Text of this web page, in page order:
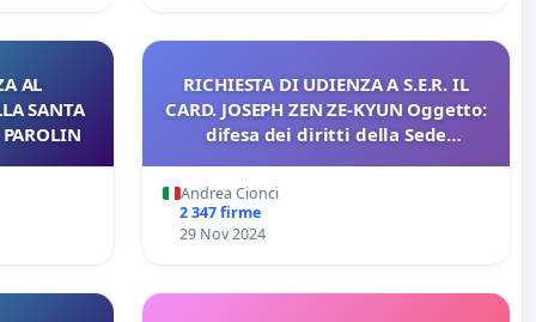
AL
SANTA
PAROLIN
RICHIESTA DI UDIENZA A S.E.R. IL
CARD. JOSEPH ZEN ZE-KYUN Oggetto:
difesa dei diritti della Sede
Andrea Cionci
2 347 firme
29 Nov 2024